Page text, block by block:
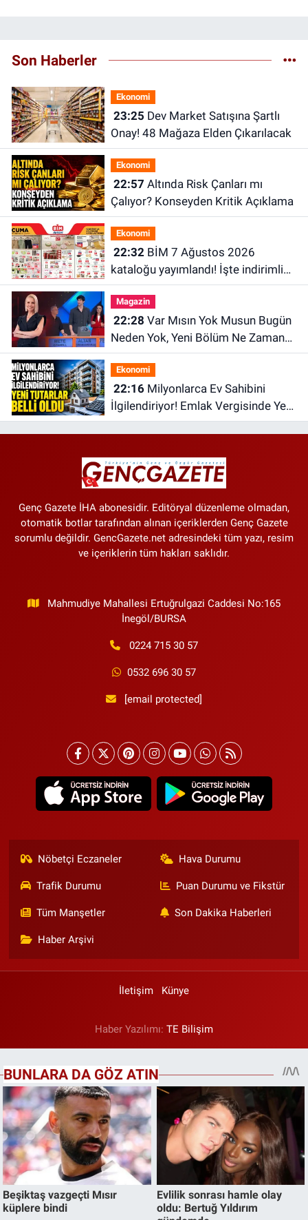
Son Haberler
Ekonomi
23:25
Onay! 48 Mağaza Elden Çıkarılacak
Ekonomi
22:57
Çalıyor? Konseyden Kritik Açıklama
Ekonomi
22:32BİM 7 Ağustos 2026
kataloğu yayımlandı! İşte indirimli
ürünler ve fiyatları
Magazin
22:28
Neden Yok, Yeni Bölüm Ne Zaman?
6 Ağustos ATV Yayın Akışı
Ekonomi
22:16Milyonlarca Ev Sahibini
İlgilendiriyor! Emlak Vergisinde Yeni
Tutarlar Belli Oldu
Genç Gazete İHA abonesidir. Editöryal düzenleme olmadan,
otomatik botlar tarafından alınan içeriklerden Genç Gazete
sorumlu değildir. GencGazete.net adresindeki tüm yazı, resim
ve içeriklerin tüm hakları saklıdır.
Mahmudiye Mahallesi Ertuğrulgazi Caddesi No:165
İnegöl/BURSA
0224 715 30 57
0532 696 30 57
[email protected]
Nöbetçi Eczaneler Hava Durumu
Trafik Durumu Puan Durumu ve Fikstür
Tüm Manşetler Son Dakika Haberleri
Haber Arşivi
İletişim Künye
Haber Yazılımı: TE Bilişim